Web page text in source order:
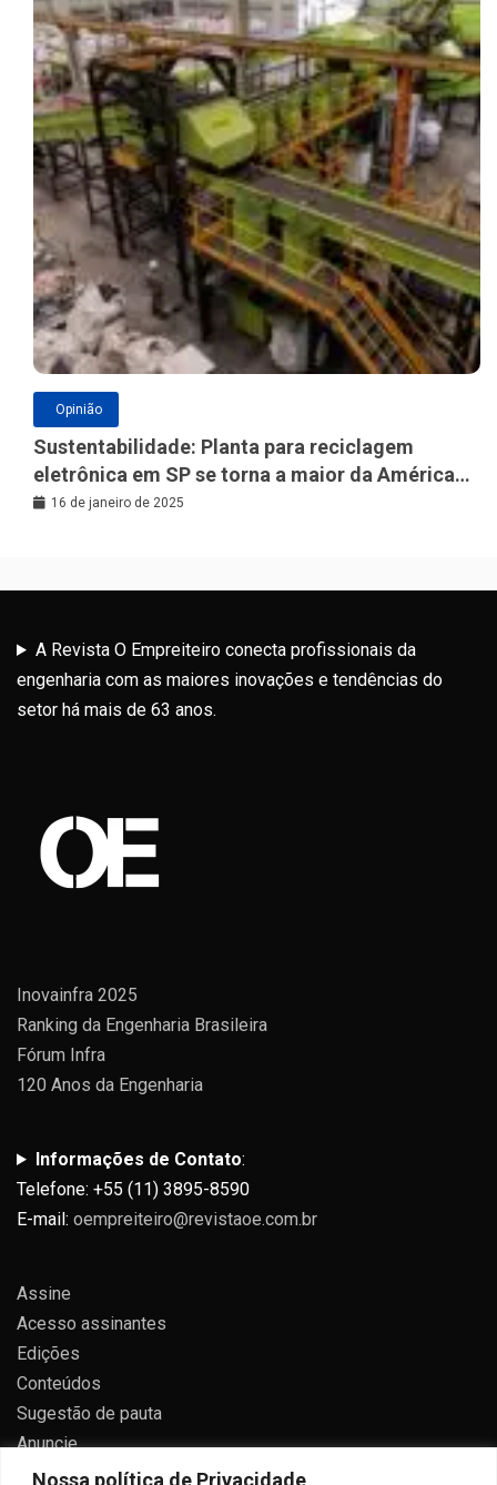
Nossa política de Privacidade
Opinião
Sustentabilidade: Planta para reciclagem
eletrônica em SP se torna a maior da América
Latina
16 de janeiro de 2025
A Revista O Empreiteiro conecta profissionais da
engenharia com as maiores inovações e tendências do
setor há mais de 63 anos.
Inovainfra 2025
Ranking da Engenharia Brasileira
Fórum Infra
120 Anos da Engenharia
Informações de Contato:
Telefone: +55 (11) 3895-8590
E-mail: oempreiteiro@revistaoe.com.br
Assine
Acesso assinantes
Edições
Conteúdos
Sugestão de pauta
Anuncie
Contato